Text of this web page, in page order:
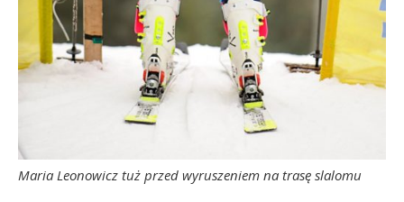
Maria Leonowicz tuż przed wyruszeniem na trasę slalomu